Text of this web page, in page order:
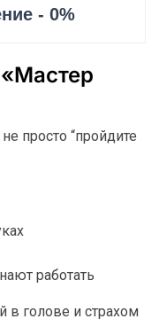
просто “пройдите
работать
в голове и страхом